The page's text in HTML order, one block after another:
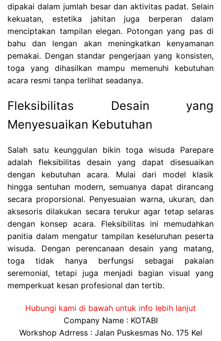
dipakai dalam jumlah besar dan aktivitas padat. Selain
kekuatan, estetika jahitan juga berperan dalam
menciptakan tampilan elegan. Potongan yang pas di
bahu dan lengan akan meningkatkan kenyamanan
pemakai. Dengan standar pengerjaan yang konsisten,
toga yang dihasilkan mampu memenuhi kebutuhan
acara resmi tanpa terlihat seadanya.
Fleksibilitas Desain yang
Menyesuaikan Kebutuhan
Salah satu keunggulan bikin toga wisuda Parepare
adalah fleksibilitas desain yang dapat disesuaikan
dengan kebutuhan acara. Mulai dari model klasik
hingga sentuhan modern, semuanya dapat dirancang
secara proporsional. Penyesuaian warna, ukuran, dan
aksesoris dilakukan secara terukur agar tetap selaras
dengan konsep acara. Fleksibilitas ini memudahkan
panitia dalam mengatur tampilan keseluruhan peserta
wisuda. Dengan perencanaan desain yang matang,
toga tidak hanya berfungsi sebagai pakaian
seremonial, tetapi juga menjadi bagian visual yang
memperkuat kesan profesional dan tertib.
Hubungi kami di bawah untuk info lebih lanjut
Company Name : KOTABI
Workshop Adrress : Jalan Puskesmas No. 175 Kel